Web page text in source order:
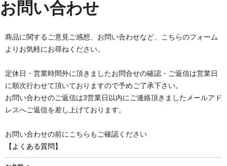
お問い合わせ
商品に関するご意見ご感想、お問い合わせなど、こちらのフォーム
よりお気軽にお尋ねください。
定休日・営業時間外に頂きましたお問合せの確認・ご返信は営業日
に順次行わせて頂いておりますので予めご了承下さい。
お問い合わせのご返信は3営業日以内にご連絡頂きましたメールアド
レスへご返信を差し上げております。
お問い合わせの前にこちらもご確認ください
【よくある質問】